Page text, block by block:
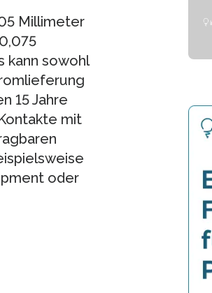
Millimeter
kann sowohl
15 Jahre
mit
oder